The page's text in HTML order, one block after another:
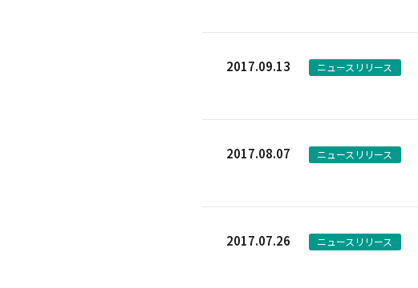
2017.09.13 ニュースリリース
2017.08.07 ニュースリリース
2017.07.26 ニュースリリース